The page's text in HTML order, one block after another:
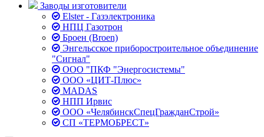
Заводы изготовители
Elster - Газэлектроника
НПЦ Газотрон
Броен (Broen)
Энгельсское приборостроительное объединение
"Сигнал"
ООО "ПКФ "Энергосистемы"
ООО «ЦИТ-Плюс»
MADAS
НПП Ирвис
ООО «ЧелябинскСпецГражданСтрой»
СП «ТЕРМОБРЕСТ»